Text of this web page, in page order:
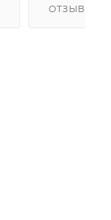
ОТЗЫВЫ